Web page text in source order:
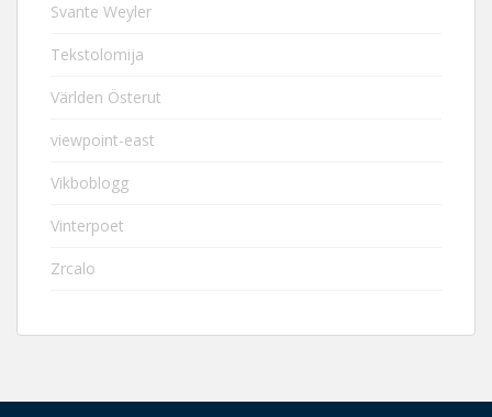
Svante Weyler
Tekstolomija
Världen Österut
viewpoint-east
Vikboblogg
Vinterpoet
Zrcalo